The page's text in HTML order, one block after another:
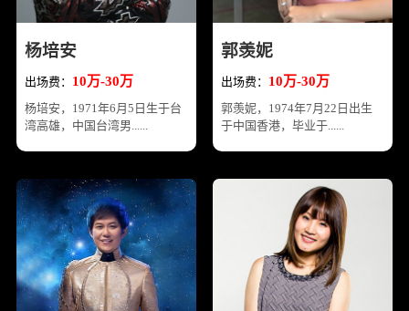
杨培安
出场费： 10万-30万
杨培安，1971年6月5日生于台
湾高雄，中国台湾男......
郭羡妮
出场费： 10万-30万
郭羡妮，1974年7月22日出生
于中国香港，毕业于......